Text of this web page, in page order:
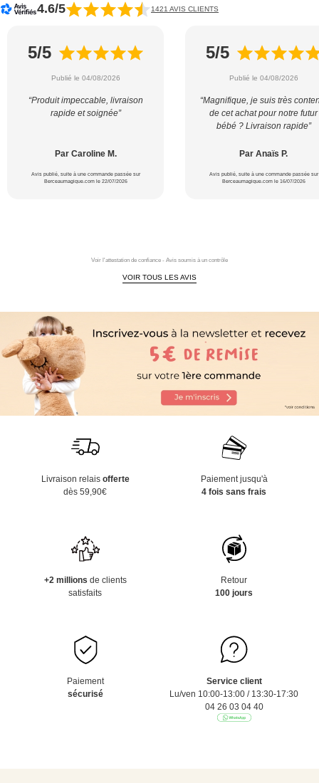
4.6/5 1421 AVIS CLIENTS
5/5
Publié le 04/08/2026
“Produit impeccable, livraison
rapide et soignée”
Par Caroline M.
Avis publié, suite à une commande passée sur
Berceaumagique.com le 22/07/2026
5/5
Publié le 04/08/2026
“Magnifique, je suis très
de cet achat pour notre futur
bébé ? Livraison rapide”
Par Anaïs P.
Avis publié, suite à une commande passée sur
Berceaumagique.com le 16/07/2026
Voir l'attestation de confiance - Avis soumis à un contrôle
VOIR TOUS LES AVIS
Livraison relais offerte
dès 59,90€
Paiement jusqu'à
4 fois sans frais
+2 millions de clients
satisfaits
Retour
100 jours
Paiement
sécurisé
Service client
Lu/ven 10:00-13:00 / 13:30-17:30
04 26 03 04 40